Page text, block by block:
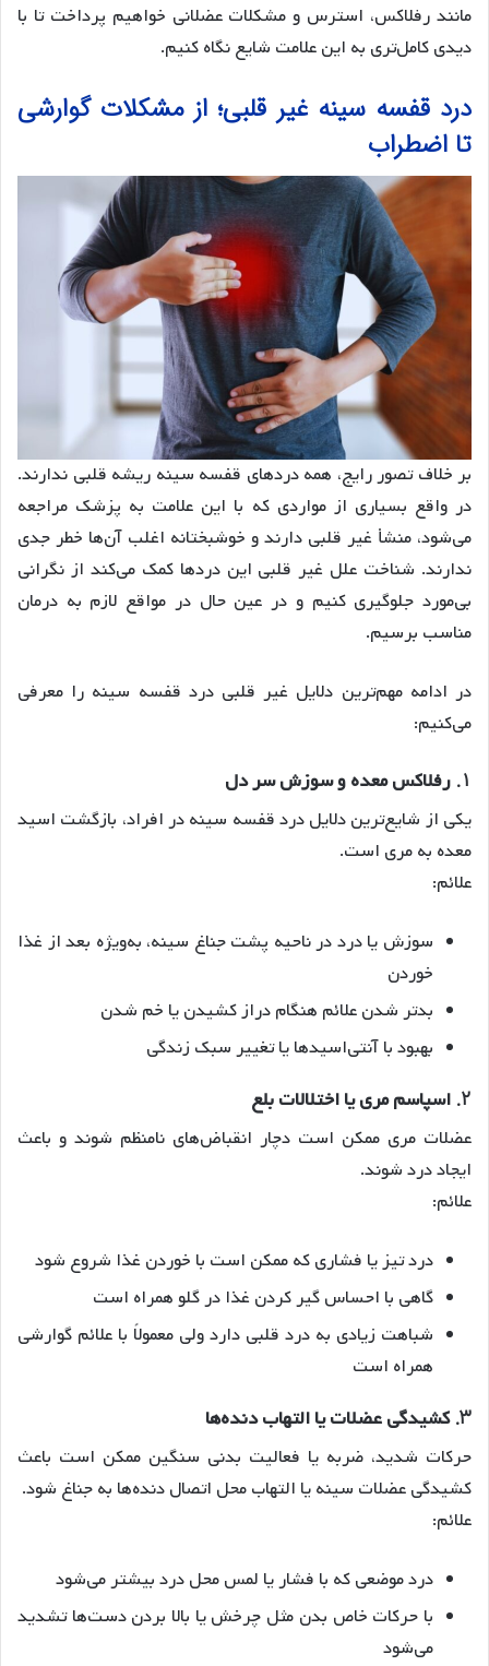
مانند رفلاکس، استرس و مشکلات عضلانی خواهیم پرداخت تا با
دیدی کامل‌تری به این علامت شایع نگاه کنیم.
درد قفسه سینه غیر قلبی؛ از مشکلات گوارشی
تا اضطراب
بر خلاف تصور رایج، همه دردهای قفسه سینه ریشه قلبی ندارند.
در واقع بسیاری از مواردی که با این علامت به پزشک مراجعه
می‌شود، منشأ غیر قلبی دارند و خوشبختانه اغلب آن‌ها خطر جدی
ندارند. شناخت علل غیر قلبی این دردها کمک می‌کند از نگرانی
بی‌مورد جلوگیری کنیم و در عین حال در مواقع لازم به درمان
مناسب برسیم.
در ادامه مهم‌ترین دلایل غیر قلبی درد قفسه سینه را معرفی
می‌کنیم:
۱. رفلاکس معده و سوزش سر دل
یکی از شایع‌ترین دلایل درد قفسه سینه در افراد، بازگشت اسید
معده به مری است.
علائم:
سوزش یا درد در ناحیه پشت جناغ سینه، به‌ویژه بعد از غذا
خوردن
بدتر شدن علائم هنگام دراز کشیدن یا خم شدن
بهبود با آنتی‌اسیدها یا تغییر سبک زندگی
۲. اسپاسم مری یا اختلالات بلع
عضلات مری ممکن است دچار انقباض‌های نامنظم شوند و باعث
ایجاد درد شوند.
علائم:
درد تیز یا فشاری که ممکن است با خوردن غذا شروع شود
گاهی با احساس گیر کردن غذا در گلو همراه است
شباهت زیادی به درد قلبی دارد ولی معمولاً با علائم گوارشی
همراه است
۳. کشیدگی عضلات یا التهاب دنده‌ها
حرکات شدید، ضربه یا فعالیت بدنی سنگین ممکن است باعث
کشیدگی عضلات سینه یا التهاب محل اتصال دنده‌ها به جناغ شود.
علائم:
درد موضعی که با فشار یا لمس محل درد بیشتر می‌شود
با حرکات خاص بدن مثل چرخش یا بالا بردن دست‌ها تشدید
می‌شود